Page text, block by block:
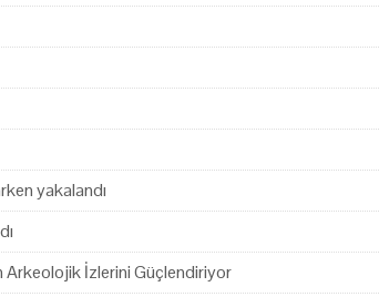
yakalandı
Arkeolojik İzlerini Güçlendiriyor